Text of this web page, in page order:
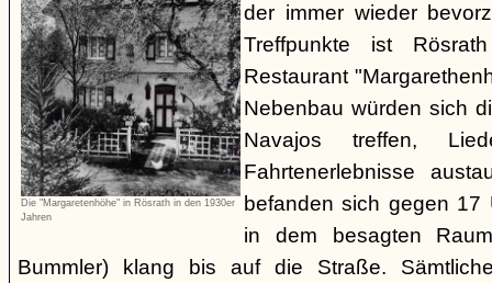
Die "Margaretenhöhe" in Rösrath in den 1930er
Jahren
der immer wieder
Treffpunkte ist
Restaurant
Nebenbau würden sich
Navajos treffen,
Fahrtenerlebnisse
befanden sich gegen 17
in dem besagten
Bummler) klang bis auf die Straße.